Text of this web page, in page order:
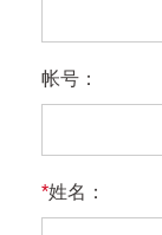
帐号：
*姓名：